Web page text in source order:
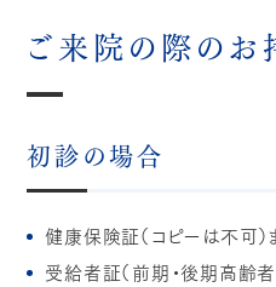
ご来院の際のお
初診の場合
健康保険証（コピーは不可）
受給者証（前期・後期高齢者